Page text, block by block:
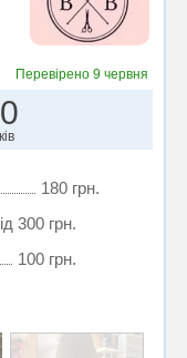
Перевірено 9 червня
180 грн.
300 грн.
100 грн.